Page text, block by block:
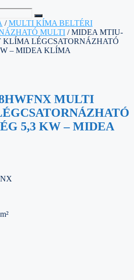
/MULTI KÍMA BELTÉRI
MULTI / MIDEA MTIU-
KLÍMA LÉGCSATORNÁZHATÓ
– MIDEA KLÍMA
MULTI
5,3 KW – MIDEA